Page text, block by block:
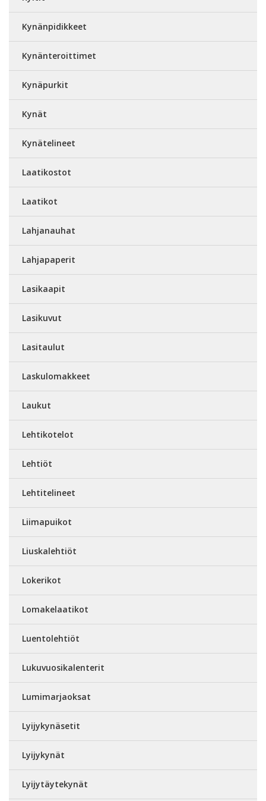
Kynänpidikkeet
Kynänteroittimet
Kynäpurkit
Kynät
Kynätelineet
Laatikostot
Laatikot
Lahjanauhat
Lahjapaperit
Lasikaapit
Lasikuvut
Lasitaulut
Laskulomakkeet
Laukut
Lehtikotelot
Lehtiöt
Lehtitelineet
Liimapuikot
Liuskalehtiöt
Lokerikot
Lomakelaatikot
Luentolehtiöt
Lukuvuosikalenterit
Lumimarjaoksat
Lyijykynäsetit
Lyijykynät
Lyijytäytekynät